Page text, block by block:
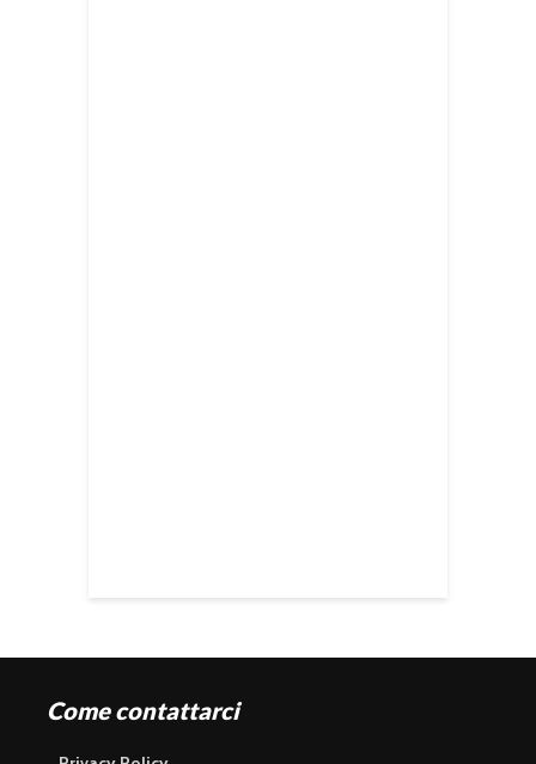
Come contattarci